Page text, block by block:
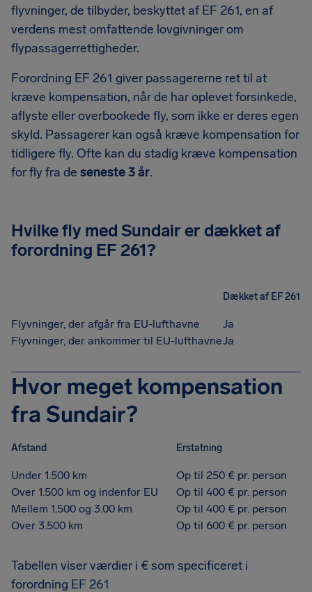
flyvninger, de tilbyder, beskyttet af EF 261, en af
verdens mest omfattende lovgivninger om
flypassagerrettigheder.
Forordning EF 261 giver passagererne ret til at
kræve kompensation, når de har oplevet forsinkede,
aflyste eller overbookede fly, som ikke er deres egen
skyld. Passagerer kan også kræve kompensation for
tidligere fly. Ofte kan du stadig kræve kompensation
for fly fra de seneste 3 år.
Hvilke fly med Sundair er dækket af
forordning EF 261?
Dækket af EF 261
Flyvninger, der afgår fra EU-lufthavne
Ja
Flyvninger, der ankommer til EU-lufthavneJa
Hvor meget kompensation
fra Sundair?
Afstand Erstatning
Under 1.500 km
Op til 250 € pr. person
Over 1.500 km og indenfor EU
Op til 400 € pr. person
Mellem 1.500 og 3.00 km
Op til 400 € pr. person
Over 3.500 km
Op til 600 € pr. person
Tabellen viser værdier i € som specificeret i
forordning EF 261